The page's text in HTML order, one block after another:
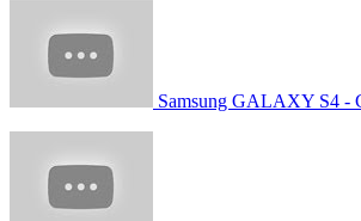
Samsung GALAXY S4 -